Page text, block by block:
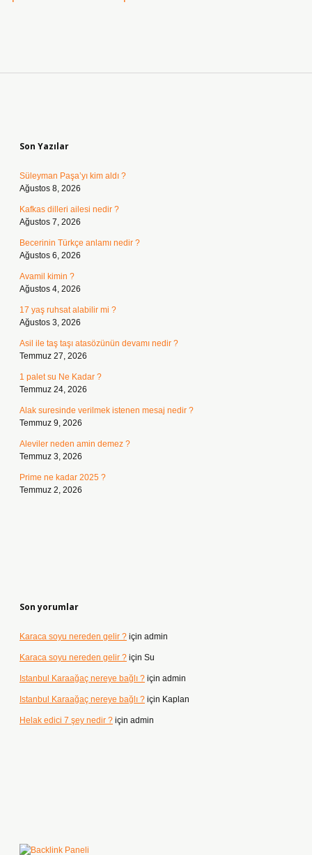
Son Yazılar
Süleyman Paşa’yı kim aldı ?
Ağustos 8, 2026
Kafkas dilleri ailesi nedir ?
Ağustos 7, 2026
Becerinin Türkçe anlamı nedir ?
Ağustos 6, 2026
Avamil kimin ?
Ağustos 4, 2026
17 yaş ruhsat alabilir mi ?
Ağustos 3, 2026
Asil ile taş taşı atasözünün devamı nedir ?
Temmuz 27, 2026
1 palet su Ne Kadar ?
Temmuz 24, 2026
Alak suresinde verilmek istenen mesaj nedir ?
Temmuz 9, 2026
Aleviler neden amin demez ?
Temmuz 3, 2026
Prime ne kadar 2025 ?
Temmuz 2, 2026
Son yorumlar
Karaca soyu nereden gelir ? için admin
Karaca soyu nereden gelir ? için Su
Istanbul Karaağaç nereye bağlı ? için admin
Istanbul Karaağaç nereye bağlı ? için Kaplan
Helak edici 7 şey nedir ? için admin